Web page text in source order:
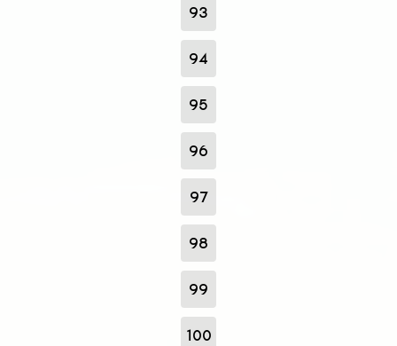
93
94
95
96
97
98
99
100